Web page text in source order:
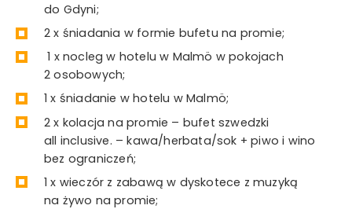
do Gdyni;
2 x śniadania w formie bufetu na promie;
1 x nocleg w hotelu w Malmö w pokojach
2 osobowych;
1 x śniadanie w hotelu w Malmö;
2 x kolacja na promie – bufet szwedzki
all inclusive. – kawa/herbata/sok + piwo i wino
bez ograniczeń;
1 x wieczór z zabawą w dyskotece z muzyką
na żywo na promie;